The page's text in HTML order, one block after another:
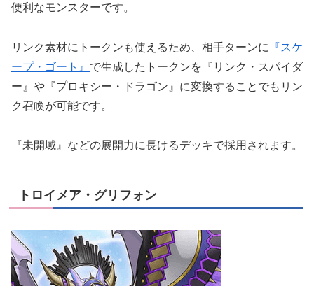
便利なモンスターです。
リンク素材にトークンも使えるため、相手ターンに
『スケ
ープ・ゴート』 で生成したトークンを『リンク・スパイダ
ー』や『プロキシー・ドラゴン』に変換することでもリン
ク召喚が可能です。
『未開域』などの展開力に長けるデッキで採用されます。
トロイメア・グリフォン